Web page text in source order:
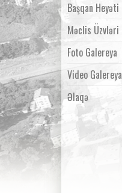
Başqan Heyəti
Məclis Üzvləri
Foto Galereya
Video Galereya
Əlaqə